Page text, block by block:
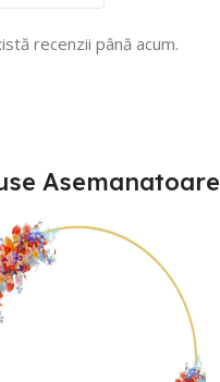
recenzii până acum.
Asemanatoare